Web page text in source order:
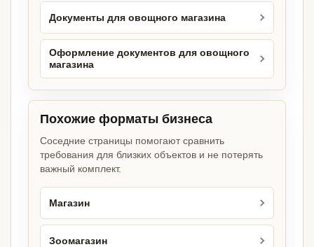
Документы для овощного магазина
Оформление документов для овощного
магазина
Похожие форматы бизнеса
Соседние страницы помогают сравнить
требования для близких объектов и не потерять
важный комплект.
Магазин
Зоомагазин